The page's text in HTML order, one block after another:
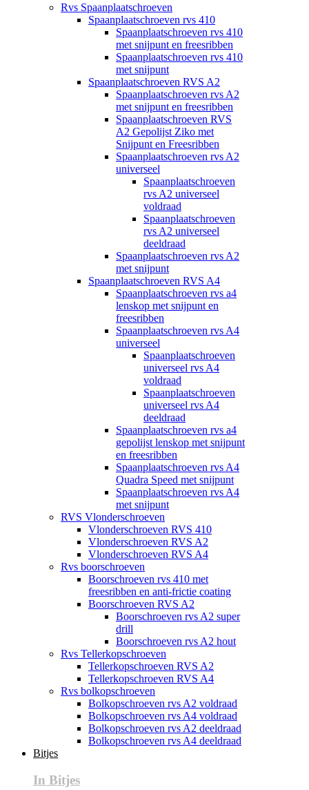
Rvs Spaanplaatschroeven
Spaanplaatschroeven rvs 410
Spaanplaatschroeven rvs 410
met snijpunt en freesribben
Spaanplaatschroeven rvs 410
met snijpunt
Spaanplaatschroeven RVS A2
Spaanplaatschroeven rvs A2
met snijpunt en freesribben
Spaanplaatschroeven RVS
A2 Gepolijst Ziko met
Snijpunt en Freesribben
Spaanplaatschroeven rvs A2
universeel
Spaanplaatschroeven
rvs A2 universeel
voldraad
Spaanplaatschroeven
rvs A2 universeel
deeldraad
Spaanplaatschroeven rvs A2
met snijpunt
Spaanplaatschroeven RVS A4
Spaanplaatschroeven rvs a4
lenskop met snijpunt en
freesribben
Spaanplaatschroeven rvs A4
universeel
Spaanplaatschroeven
universeel rvs A4
voldraad
Spaanplaatschroeven
universeel rvs A4
deeldraad
Spaanplaatschroeven rvs a4
gepolijst lenskop met snijpunt
en freesribben
Spaanplaatschroeven rvs A4
Quadra Speed met snijpunt
Spaanplaatschroeven rvs A4
met snijpunt
RVS Vlonderschroeven
Vlonderschroeven RVS 410
Vlonderschroeven RVS A2
Vlonderschroeven RVS A4
Rvs boorschroeven
Boorschroeven rvs 410 met
freesribben en anti-frictie coating
Boorschroeven RVS A2
Boorschroeven rvs A2 super
drill
Boorschroeven rvs A2 hout
Rvs Tellerkopschroeven
Tellerkopschroeven RVS A2
Tellerkopschroeven RVS A4
Rvs bolkopschroeven
Bolkopschroeven rvs A2 voldraad
Bolkopschroeven rvs A4 voldraad
Bolkopschroeven rvs A2 deeldraad
Bolkopschroeven rvs A4 deeldraad
Bitjes
In Bitjes